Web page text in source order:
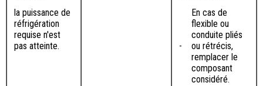
la puissance de
réfrigération
requise n'est
pas atteinte.
-
En cas de
flexible ou
conduite pliés
ou rétrécis,
remplacer le
composant
considéré.